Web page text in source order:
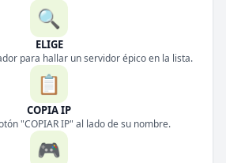
🔍
ELIGE
para hallar un servidor épico en la lista.
📋
COPIA IP
"COPIAR IP" al lado de su nombre.
🎮